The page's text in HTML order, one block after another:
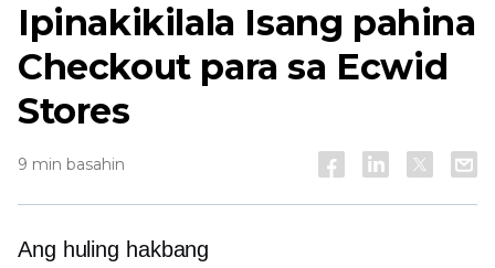
Ipinakikilala Isang pahina
Checkout para sa Ecwid
Stores
9 min basahin
Ang huling hakbang